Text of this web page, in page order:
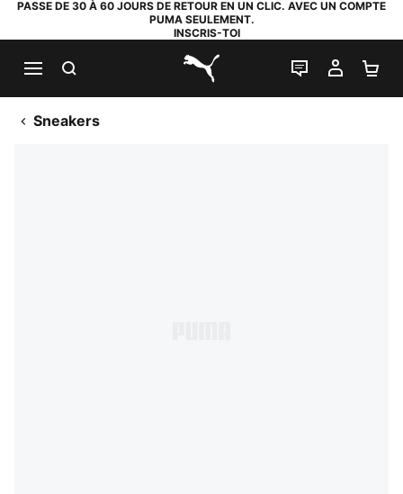
PASSE DE 30 À 60 JOURS DE RETOUR EN UN CLIC. AVEC UN COMPTE
PUMA SEULEMENT.
INSCRIS-TOI
PUMA.com
LIVE CHAT
MON
Sneakers